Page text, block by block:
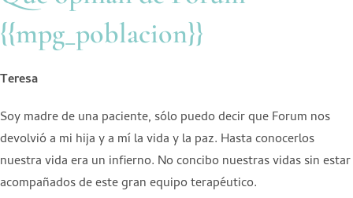
{{mpg_poblacion}}
Teresa
Soy madre de una paciente, sólo puedo decir que Forum nos
devolvió a mi hija y a mí la vida y la paz. Hasta conocerlos
nuestra vida era un infierno. No concibo nuestras vidas sin estar
acompañados de este gran equipo terapéutico.